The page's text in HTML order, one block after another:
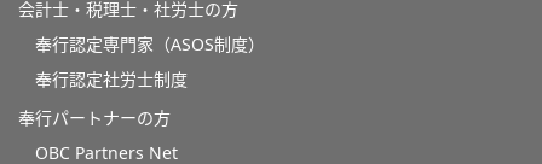
会計士・税理士・社労士の方
奉行認定専門家（ASOS制度）
奉行認定社労士制度
奉行パートナーの方
OBC Partners Net